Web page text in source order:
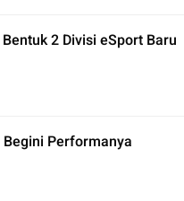
2 Divisi eSport Baru
Performanya